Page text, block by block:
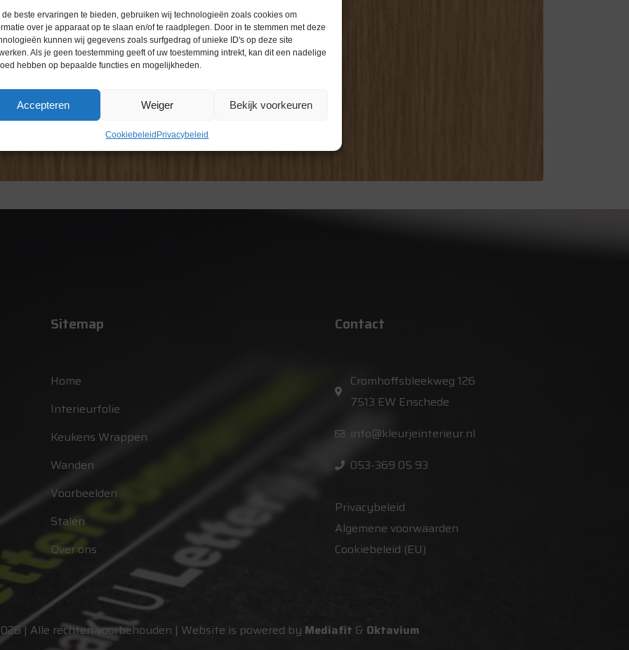
de beste ervaringen te bieden, gebruiken wij technologieën zoals cookies om
over je apparaat op te slaan en/of te raadplegen. Door in te stemmen met deze
kunnen wij gegevens zoals surfgedrag of unieke ID's op deze site
Als je geen toestemming geeft of uw toestemming intrekt, kan dit een nadelige
hebben op bepaalde functies en mogelijkheden.
Accepteren Weiger Bekijk voorkeuren
Cookiebeleid Privacybeleid
Sitemap
Home
Interieurfolie
Keukens Wrappen
Wanden
Voorbeelden
Stalen
Over ons
Contact
Cromhoffsbleekweg 126
7513 EW Enschede
info@kleurjeinterieur.nl
053-369 05 93
Privacybeleid
Algemene voorwaarden
Cookiebeleid (EU)
| Alle rechten voorbehouden | Website is powered by Mediafit & Oktavium